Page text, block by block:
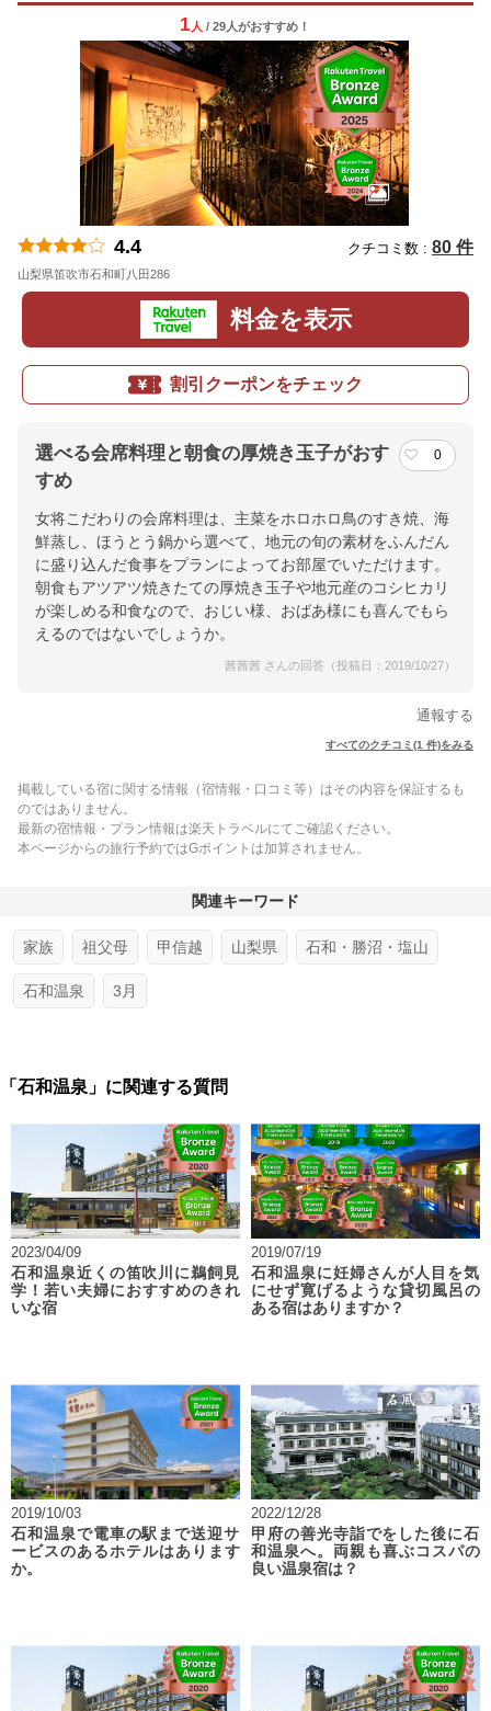
1 人 / 29人がおすすめ！
4.4 クチコミ数 : 80 件
山梨県笛吹市石和町八田286
料金を表示
割引クーポンをチェック
選べる会席料理と朝食の厚焼き玉子がおす
すめ
0
女将こだわりの会席料理は、主菜をホロホロ鳥のすき焼、海
鮮蒸し、ほうとう鍋から選べて、地元の旬の素材をふんだん
に盛り込んだ食事をプランによってお部屋でいただけます。
朝食もアツアツ焼きたての厚焼き玉子や地元産のコシヒカリ
が楽しめる和食なので、おじい様、おばあ様にも喜んでもら
えるのではないでしょうか。
茜茜茜 さんの回答（投稿日：2019/10/27）
通報する
すべてのクチコミ(1 件)をみる
掲載している宿に関する情報（宿情報・口コミ等）はその内容を保証するも
のではありません。
最新の宿情報・プラン情報は楽天トラベルにてご確認ください。
本ページからの旅行予約ではGポイントは加算されません。
関連キーワード
家族 祖父母 甲信越 山梨県 石和・勝沼・塩山
石和温泉 3月
「石和温泉」に関連する質問
2023/04/09
石和温泉近くの笛吹川に鵜飼見
学！若い夫婦におすすめのきれ
いな宿
2019/07/19
石和温泉に妊婦さんが人目を気
にせず寛げるような貸切風呂の
ある宿はありますか？
2019/10/03
石和温泉で電車の駅まで送迎サ
ービスのあるホテルはあります
か。
2022/12/28
甲府の善光寺詣でをした後に石
和温泉へ。両親も喜ぶコスパの
良い温泉宿は？